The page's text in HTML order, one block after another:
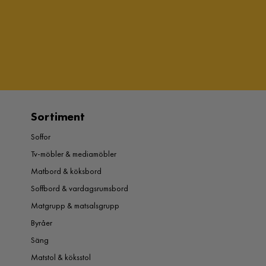
Sortiment
Soffor
Tv-möbler & mediamöbler
Matbord & köksbord
Soffbord & vardagsrumsbord
Matgrupp & matsalsgrupp
Byråer
Säng
Matstol & köksstol